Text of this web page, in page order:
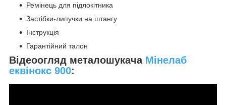
Ремінець для підлокітника
Застібки-липучки на штангу
Інструкція
Гарантійний талон
Відеоогляд металошукача Мінелаб
еквінокс 900: